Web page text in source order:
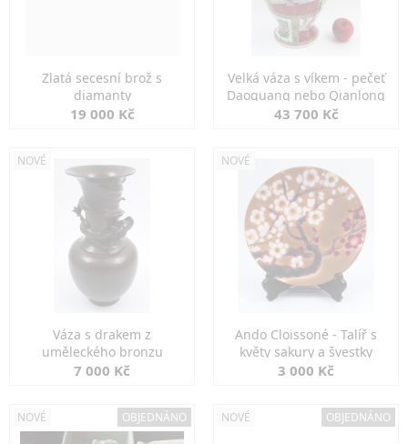
Zlatá secesní brož s
diamanty
19 000 Kč
Velká váza s víkem - pečeť
Daoguang nebo Qianlong
43 700 Kč
NOVÉ
Váza s drakem z
uměleckého bronzu
7 000 Kč
NOVÉ
Ando Cloissoné - Talíř s
květy sakury a švestky
3 000 Kč
NOVÉ OBJEDNÁNO NOVÉ OBJEDNÁNO